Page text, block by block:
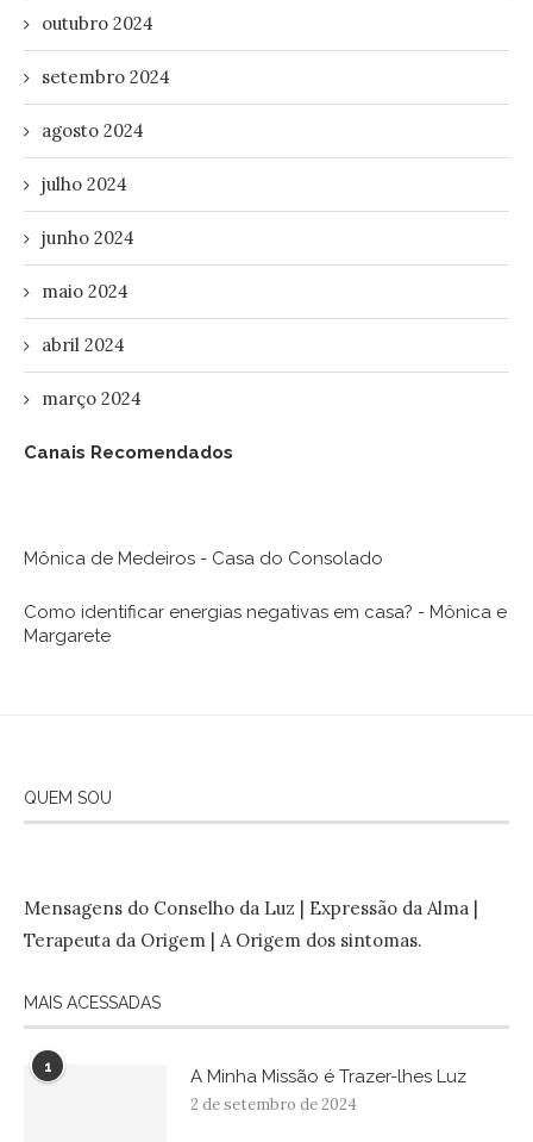
outubro 2024
setembro 2024
agosto 2024
julho 2024
junho 2024
maio 2024
abril 2024
março 2024
Canais Recomendados
Mônica de Medeiros - Casa do Consolado
Como identificar energias negativas em casa? - Mônica e
Margarete
QUEM SOU
Mensagens do Conselho da Luz | Expressão da Alma |
Terapeuta da Origem | A Origem dos sintomas.
MAIS ACESSADAS
1 A Minha Missão é Trazer-lhes Luz
2 de setembro de 2024